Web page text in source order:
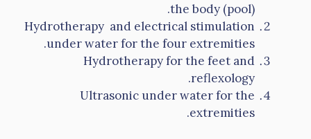
the body (pool).
Hydrotherapy and electrical stimulation
under water for the four extremities.
Hydrotherapy for the feet and
reflexology.
Ultrasonic under water for the
extremities.